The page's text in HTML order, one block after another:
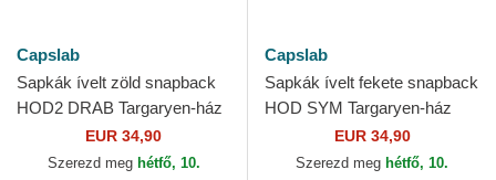
Capslab
Sapkák ívelt zöld snapback
HOD2 DRAB Targaryen-ház
Trónok harca Capslab
EUR 34,90
Szerezd meg hétfő, 10.
Capslab
Sapkák ívelt fekete snapback
HOD SYM Targaryen-ház
Trónok harca Capslab
EUR 34,90
Szerezd meg hétfő, 10.